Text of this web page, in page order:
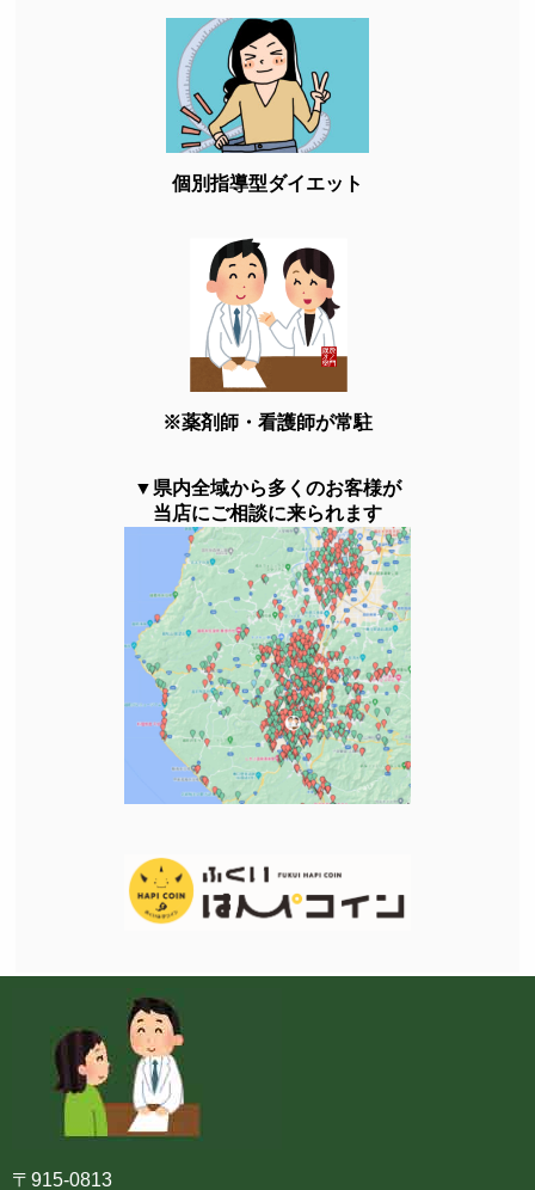
個別指導型ダイエット
※薬剤師・看護師が常駐
▼県内全域から多くのお客様が
当店にご相談に来られます
〒915-0813